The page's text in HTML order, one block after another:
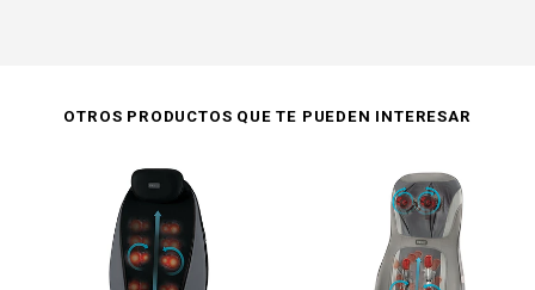
OTROS PRODUCTOS QUE TE PUEDEN INTERESAR